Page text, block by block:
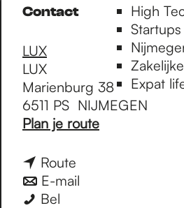
High
Expat
g
l
e
z
e
p
a
g
n
a
l
p
a
g
a
d
e
p
a
Contact
LUX
LUX
Marienburg 38
6511 PS NIJMEGEN
Plan je routen
Route
a
E-mail
Bel